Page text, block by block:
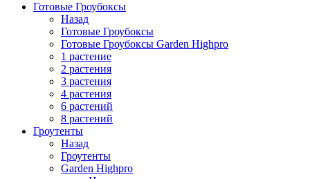
Готовые Гроубоксы
Назад
Готовые Гроубоксы
Готовые Гроубоксы Garden Highpro
1 растение
2 растения
3 растения
4 растения
6 растений
8 растений
Гроутенты
Назад
Гроутенты
Garden Highpro